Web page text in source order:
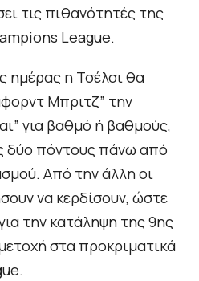
τις πιθανότητές της
League.
ημέρας η Τσέλσι θα
Μπριτζ” την
για βαθμό ή βαθμούς,
δύο πόντους πάνω από
Από την άλλη οι
να κερδίσουν, ώστε
την κατάληψη της 9ης
στα προκριματικά